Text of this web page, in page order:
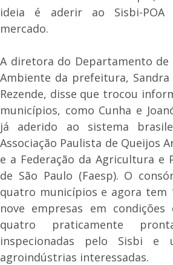
ideia é aderir ao Sisbi-
mercado.
A diretora do Departamento
Ambiente da prefeitura, Sandra
Rezende, disse que trocou
municípios, como Cunha e
já aderido ao sistema
Associação Paulista de Queijos
e a Federação da Agricultura e
de São Paulo (Faesp). O
quatro municípios e agora tem
nove empresas em
quatro praticamente
inspecionadas pelo Sisbi
agroindústrias interessadas.